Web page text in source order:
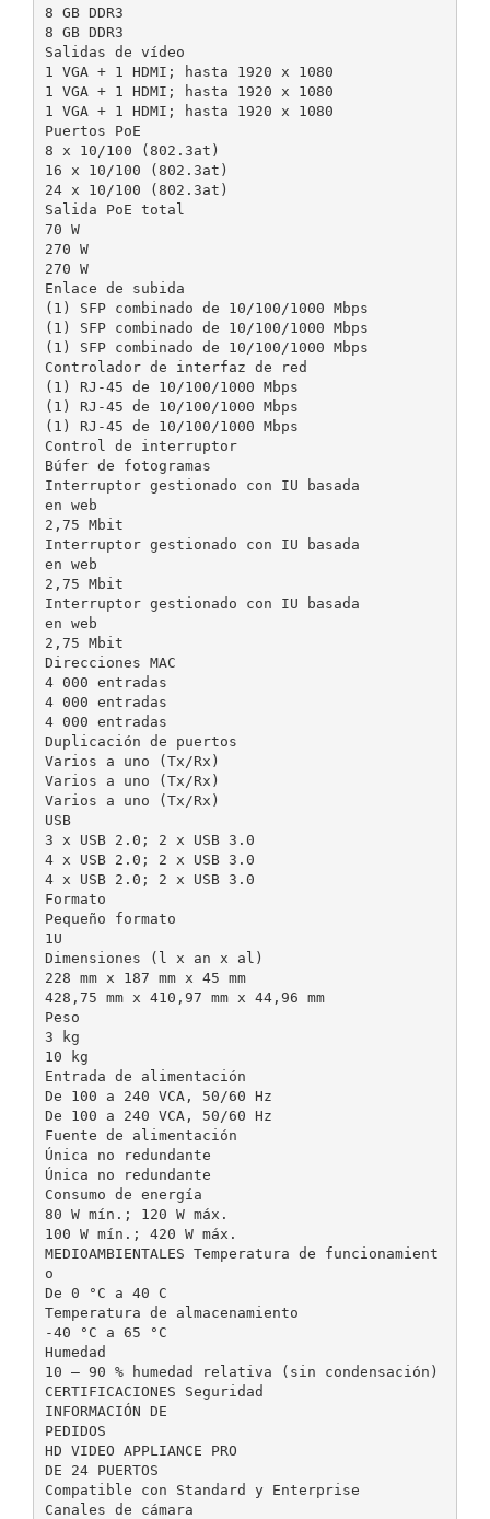
8 GB DDR3
8 GB DDR3
Salidas de vídeo
1 VGA + 1 HDMI; hasta 1920 x 1080
1 VGA + 1 HDMI; hasta 1920 x 1080
1 VGA + 1 HDMI; hasta 1920 x 1080
Puertos PoE
8 x 10/100 (802.3at)
16 x 10/100 (802.3at)
24 x 10/100 (802.3at)
Salida PoE total
70 W
270 W
270 W
Enlace de subida
(1) SFP combinado de 10/100/1000 Mbps
(1) SFP combinado de 10/100/1000 Mbps
(1) SFP combinado de 10/100/1000 Mbps
Controlador de interfaz de red
(1) RJ-45 de 10/100/1000 Mbps
(1) RJ-45 de 10/100/1000 Mbps
(1) RJ-45 de 10/100/1000 Mbps
Control de interruptor
Búfer de fotogramas
Interruptor gestionado con IU basada
en web
2,75 Mbit
Interruptor gestionado con IU basada
en web
2,75 Mbit
Interruptor gestionado con IU basada
en web
2,75 Mbit
Direcciones MAC
4 000 entradas
4 000 entradas
4 000 entradas
Duplicación de puertos
Varios a uno (Tx/Rx)
Varios a uno (Tx/Rx)
Varios a uno (Tx/Rx)
USB
3 x USB 2.0; 2 x USB 3.0
4 x USB 2.0; 2 x USB 3.0
4 x USB 2.0; 2 x USB 3.0
Formato
Pequeño formato
1U
Dimensiones (l x an x al)
228 mm x 187 mm x 45 mm
428,75 mm x 410,97 mm x 44,96 mm
Peso
3 kg
10 kg
Entrada de alimentación
De 100 a 240 VCA, 50/60 Hz
De 100 a 240 VCA, 50/60 Hz
Fuente de alimentación
Única no redundante
Única no redundante
Consumo de energía
80 W mín.; 120 W máx.
100 W mín.; 420 W máx.
MEDIOAMBIENTALES Temperatura de funcionamient
o
De 0 °C a 40 C
Temperatura de almacenamiento
-40 °C a 65 °C
Humedad
10 – 90 % humedad relativa (sin condensación)
CERTIFICACIONES Seguridad
INFORMACIÓN DE
PEDIDOS
HD VIDEO APPLIANCE PRO
DE 24 PUERTOS
Compatible con Standard y Enterprise
Canales de cámara